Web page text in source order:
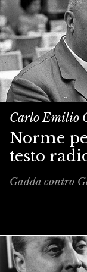
Carlo Emilio
Norme
testo
Gadda contro